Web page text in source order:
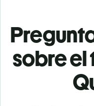
sobre